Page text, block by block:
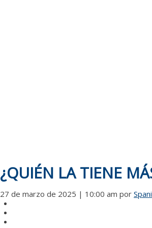
¿QUIÉN LA TIENE
27 de marzo de 2025 | 10:00 am por